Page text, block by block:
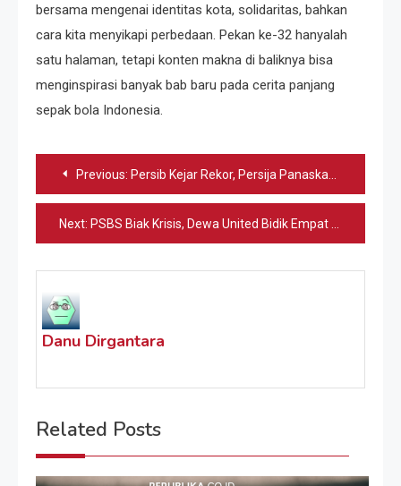
bersama mengenai identitas kota, solidaritas, bahkan
cara kita menyikapi perbedaan. Pekan ke-32 hanyalah
satu halaman, tetapi konten makna di baliknya bisa
menginspirasi banyak bab baru pada cerita panjang
sepak bola Indonesia.
Navigasi
pos
Previous: Persib Kejar Rekor, Persija Panaskan Lini Serang
Next: PSBS Biak Krisis, Dewa United Bidik Empat Besar
Danu Dirgantara
Related Posts